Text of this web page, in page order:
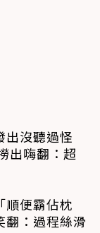
出沒聽過怪
出嗨翻：超
順便霸佔枕
翻：過程絲滑